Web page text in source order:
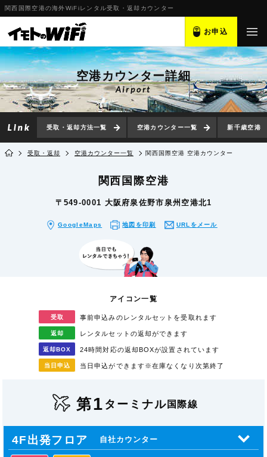
関西国際空港の海外WiFiレンタル受取・返却カウンター
お申込
空港カウンター詳細
Airport
受取・返却方法一覧 空港カウンター一覧 新千歳空港
受取・返却 空港カウンター一覧 関西国際空港 空港カウンター
関西国際空港
〒549-0001 大阪府泉佐野市泉州空港北1
GoogleMaps 地図を印刷 URLをメール
アイコン一覧
受取 事前申込みのレンタルセットを受取れます
返却 レンタルセットの返却ができます
返却BOX 24時間対応の返却BOXが設置されています
当日 申込 当日申込ができます※在庫なくなり次第終了
第1 ターミナル 国際線
4F出発フロア 自社カウンター